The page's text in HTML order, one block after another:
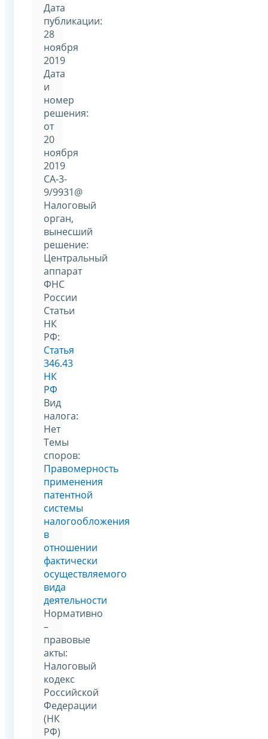
Дата
публикации:
28
ноября
2019
Дата
и
номер
решения:
от
20
ноября
2019
СА-3-
9/9931@
Налоговый
орган,
вынесший
решение:
Центральный
аппарат
ФНС
России
Статьи
НК
РФ:
Статья
346.43
НК
РФ
Вид
налога:
Нет
Темы
споров:
Правомерность
применения
патентной
системы
налогообложения
в
отношении
фактически
осуществляемого
вида
деятельности
Нормативно
–
правовые
акты:
Налоговый
кодекс
Российской
Федерации
(НК
РФ)